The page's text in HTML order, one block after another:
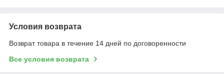
Условия возврата
Возврат товара в течение 14 дней по договоренности
Все условия возврата